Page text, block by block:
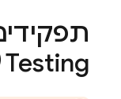
Testing